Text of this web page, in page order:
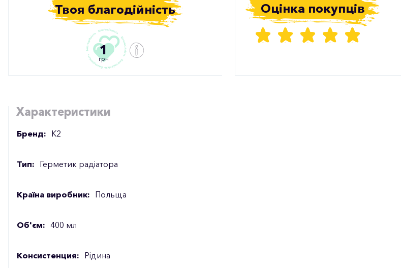
Твоя благодійність
1
грн
Оцінка покупців
Характеристики
Бренд: К2
Тип: Герметик радіатора
Країна виробник: Польща
Об'єм: 400 мл
Консистенция: Рідина